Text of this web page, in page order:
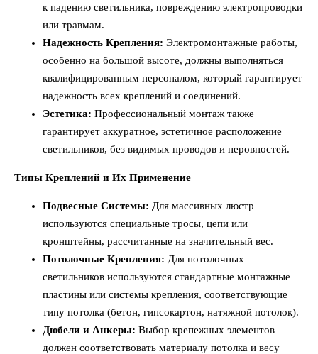
к падению светильника, повреждению электропроводки
или травмам.
Надежность Крепления: Электромонтажные работы,
особенно на большой высоте, должны выполняться
квалифицированным персоналом, который гарантирует
надежность всех креплений и соединений.
Эстетика: Профессиональный монтаж также
гарантирует аккуратное, эстетичное расположение
светильников, без видимых проводов и неровностей.
Типы Креплений и Их Применение
Подвесные Системы: Для массивных люстр
используются специальные тросы, цепи или
кронштейны, рассчитанные на значительный вес.
Потолочные Крепления: Для потолочных
светильников используются стандартные монтажные
пластины или системы крепления, соответствующие
типу потолка (бетон, гипсокартон, натяжной потолок).
Дюбели и Анкеры: Выбор крепежных элементов
должен соответствовать материалу потолка и весу